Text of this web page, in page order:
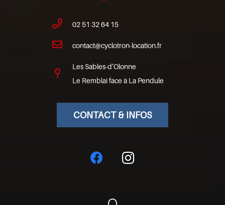
02 51 32 64 15
contact@cyclotron-location.fr
Les Sables-d’Olonne
Le Remblai face à La Pendule
CONTACT & INFOS